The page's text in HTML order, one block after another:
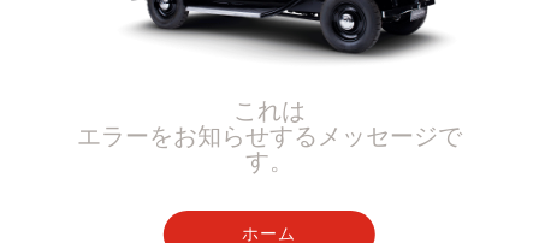
これは
エラーをお知らせするメッセージで
す。
ホーム